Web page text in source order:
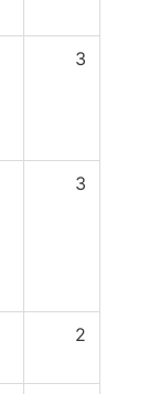
3
3
2